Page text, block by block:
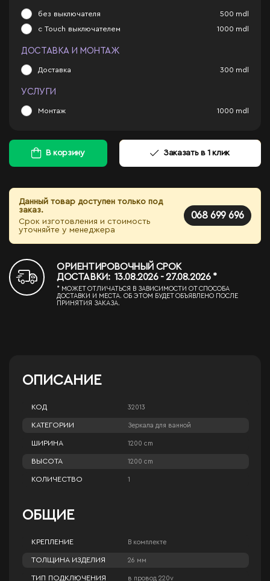
без выключателя 500 mdl
с Touch выключателем 1000 mdl
ДОСТАВКА И МОНТАЖ
Доставка 300 mdl
УСЛУГИ
Монтаж 1000 mdl
В корзину Заказать в 1 клик
Данный товар доступен только под
заказ.
Срок изготовления и стоимость
уточняйте у менеджера
068 699 696
ОРИЕНТИРОВОЧНЫЙ СРОК
ДОСТАВКИ: 13.08.2026 - 27.08.2026 *
* МОЖЕТ ОТЛИЧАТЬСЯ В ЗАВИСИМОСТИ ОТ СПОСОБА
ДОСТАВКИ И МЕСТА. ОБ ЭТОМ БУДЕТ ОБЪЯВЛЕНО ПОСЛЕ
ПРИНЯТИЯ ЗАКАЗА.
ОПИСАНИЕ
КОД 32013
КАТЕГОРИИ Зеркала для ванной
ШИРИНА 1200 cm
ВЫСОТА 1200 cm
КОЛИЧЕСТВО 1
ОБЩИЕ
КРЕПЛЕНИЕ В комплекте
ТОЛЩИНА ИЗДЕЛИЯ 26 мм
ТИП ПОДКЛЮЧЕНИЯ в провод 220v